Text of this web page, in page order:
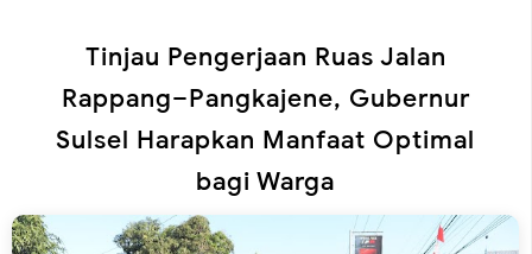
Tinjau Pengerjaan Ruas Jalan
Rappang–Pangkajene, Gubernur
Sulsel Harapkan Manfaat Optimal
bagi Warga